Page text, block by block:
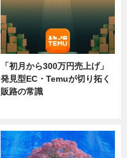
「初月から300万円売上げ」
発見型EC・Temuが切り拓く
販路の常識